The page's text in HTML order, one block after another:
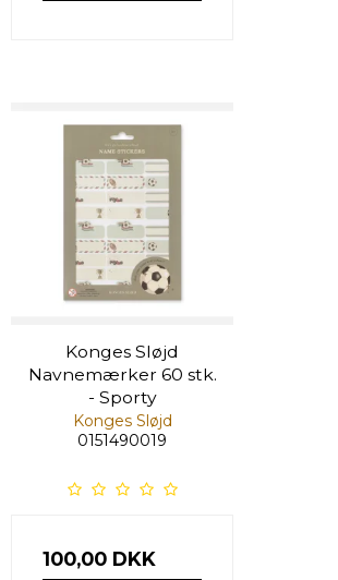
Konges Sløjd
Navnemærker 60 stk.
- Sporty
Konges Sløjd
0151490019
100,00 DKK